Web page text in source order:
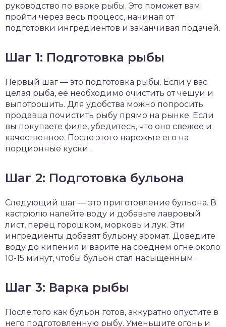
руководство по варке рыбы. Это поможет вам
пройти через весь процесс, начиная от
подготовки ингредиентов и заканчивая подачей.
Шаг 1: Подготовка рыбы
Первый шаг — это подготовка рыбы. Если у вас
целая рыба, её необходимо очистить от чешуи и
выпотрошить. Для удобства можно попросить
продавца почистить рыбу прямо на рынке. Если
вы покупаете филе, убедитесь, что оно свежее и
качественное. После этого нарежьте его на
порционные куски.
Шаг 2: Подготовка бульона
Следующий шаг — это приготовление бульона. В
кастрюлю налейте воду и добавьте лавровый
лист, перец горошком, морковь и лук. Эти
ингредиенты добавят бульону аромат. Доведите
воду до кипения и варите на среднем огне около
10-15 минут, чтобы бульон стал насыщенным.
Шаг 3: Варка рыбы
После того как бульон готов, аккуратно опустите в
него подготовленную рыбу. Уменьшите огонь и